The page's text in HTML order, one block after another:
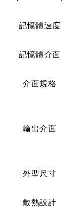
記憶體速度
記憶體介面
介面規格
輸出介面
外型尺寸
散熱設計